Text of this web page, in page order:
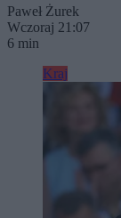
Paweł Żurek
Wczoraj 21:07
6 min
Kraj